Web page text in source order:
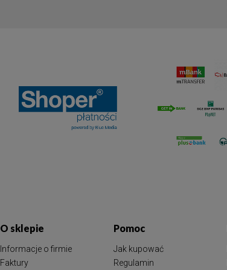
O sklepie
Informacje o firmie
Faktury
Pomoc
Jak kupować
Regulamin